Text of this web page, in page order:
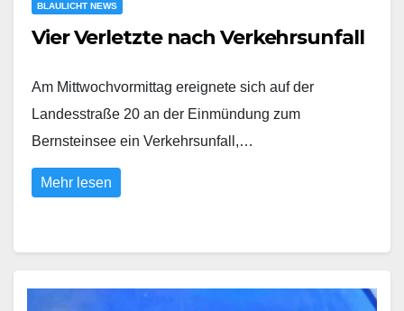
BLAULICHT NEWS
Vier Verletzte nach Verkehrsunfall
Am Mittwochvormittag ereignete sich auf der
Landesstraße 20 an der Einmündung zum
Bernsteinsee ein Verkehrsunfall,…
Mehr lesen